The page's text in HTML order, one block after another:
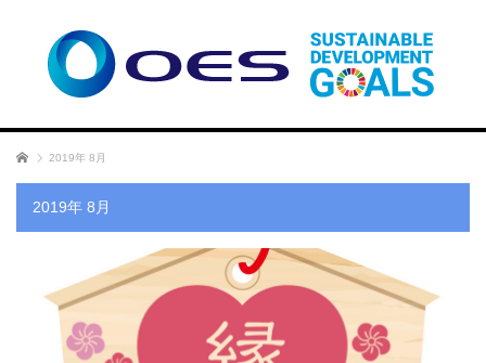
ホーム 2019年 8月
2019年 8月